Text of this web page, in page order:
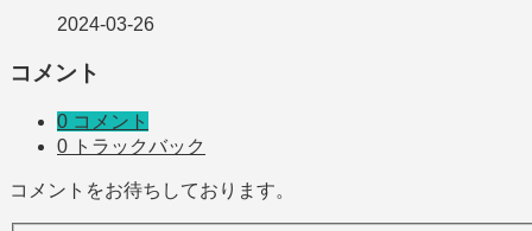
2024-03-26
コメント
0 コメント
0 トラックバック
コメントをお待ちしております。